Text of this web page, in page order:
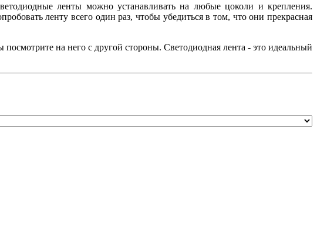
ленты можно устанавливать на любые цоколи и крепления.
ленту всего один раз, чтобы убедиться в том, что они прекрасная
на него с другой стороны. Светодиодная лента - это идеальный